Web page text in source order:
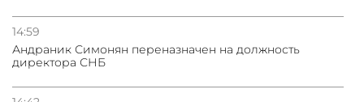
14:59
Андраник Симонян переназначен на должность
директора СНБ